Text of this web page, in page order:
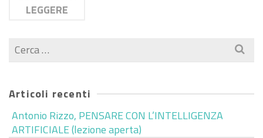
LEGGERE
Cerca
per:
Articoli recenti
Antonio Rizzo, PENSARE CON L’INTELLIGENZA
ARTIFICIALE (lezione aperta)